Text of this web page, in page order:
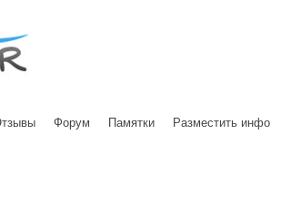
Форум Памятки Разместить инфо